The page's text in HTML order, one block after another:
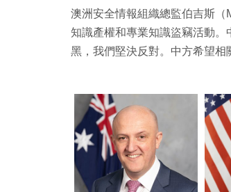
澳洲安全情報組織總監伯吉斯
知識產權和專業知識盜竊活動
黑，我們堅決反對。中方希望相